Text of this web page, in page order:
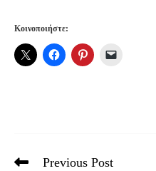
Κοινοποιήστε:
Read
Previous Post